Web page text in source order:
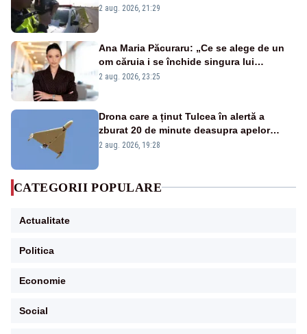
Ce spune legea
2 aug. 2026, 21:29
Ana Maria Păcuraru: „Ce se alege de un
om căruia i se închide singura lui
portiță?”
2 aug. 2026, 23:25
Drona care a ținut Tulcea în alertă a
zburat 20 de minute deasupra apelor
României. Au fost ridicate două F-16
2 aug. 2026, 19:28
CATEGORII POPULARE
Actualitate
Politica
Economie
Social